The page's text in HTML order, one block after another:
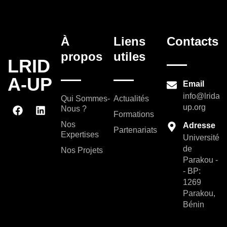
LRID
A-UP
À
propos
Qui Sommes-
Nous ?
Nos
Expertises
Nos Projets
Liens
utiles
Actualités
Formations
Partenariats
Contacts
Email
info@lrida-
up.org
Adresse
Université
de
Parakou -
- BP:
1269
Parakou,
Bénin